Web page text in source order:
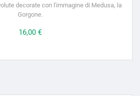
decorate con l'immagine di Medusa, la
Gorgone.
Prezzo
16,00 €